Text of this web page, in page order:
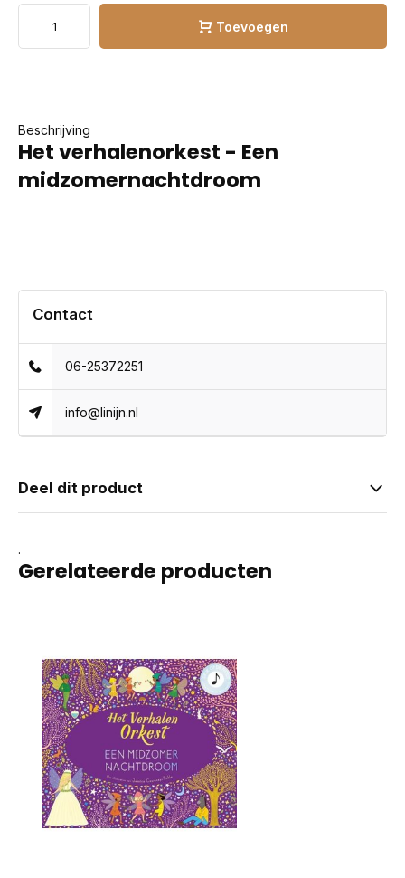
Toevoegen
Beschrijving
Het verhalenorkest - Een
midzomernachtdroom
Contact
06-25372251
info@linijn.nl
Deel dit product
.
Gerelateerde producten